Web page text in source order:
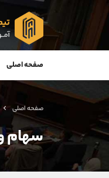
صفحه اصلی
صفحه اصلی
سهام
واتساپ
داخلی